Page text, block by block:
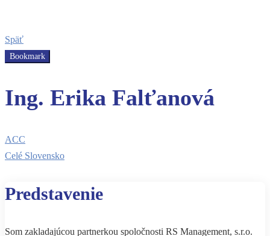
Späť
Bookmark
Ing. Erika Falťanová
ACC
Celé Slovensko
Predstavenie
Som zakladajúcou partnerkou spoločnosti RS Management, s.r.o.